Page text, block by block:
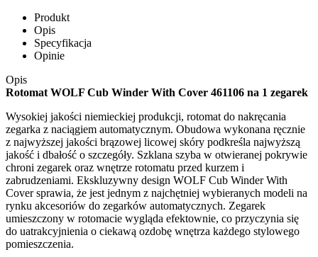
Produkt
Opis
Specyfikacja
Opinie
Opis
Rotomat WOLF Cub Winder With Cover 461106 na 1 zegarek
Wysokiej jakości niemieckiej produkcji, rotomat do nakręcania
zegarka z naciągiem automatycznym. Obudowa wykonana ręcznie
z najwyższej jakości brązowej licowej skóry podkreśla najwyższą
jakość i dbałość o szczegóły. Szklana szyba w otwieranej pokrywie
chroni zegarek oraz wnętrze rotomatu przed kurzem i
zabrudzeniami. Ekskluzywny design WOLF Cub Winder With
Cover sprawia, że jest jednym z najchętniej wybieranych modeli na
rynku akcesoriów do zegarków automatycznych. Zegarek
umieszczony w rotomacie wygląda efektownie, co przyczynia się
do uatrakcyjnienia o ciekawą ozdobę wnętrza każdego stylowego
pomieszczenia.